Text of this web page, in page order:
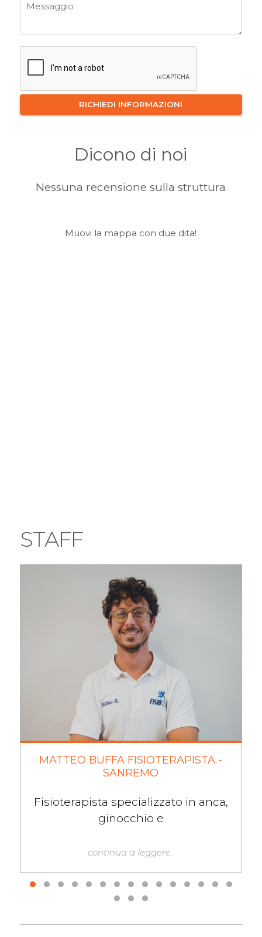
Dicono di noi
Nessuna recensione sulla struttura
Muovi la mappa con due dita!
STAFF
MATTEO BUFFA FISIOTERAPISTA -
SANREMO
Fisioterapista specializzato in anca,
ginocchio e
continua a leggere..